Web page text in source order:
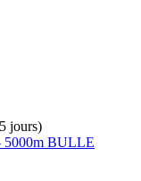
jours)
5000m BULLE